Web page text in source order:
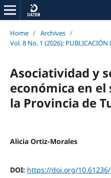
Home / Archives /
Vol. 8 No. 1 (2026): PUBLICACIÓN
Asociatividad y
económica en
la Provincia de
Alicia Ortiz-Morales
DOI: https://doi.org/